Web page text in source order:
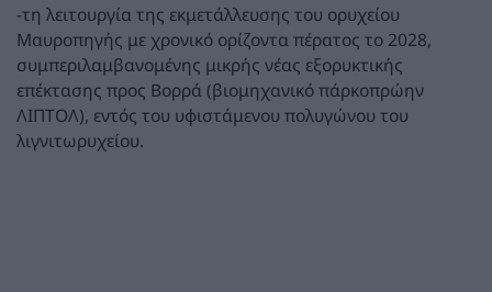
-τη λειτουργία της εκμετάλλευσης του ορυχείου
Μαυροπηγής με χρονικό ορίζοντα πέρατος το 2028,
συμπεριλαμβανομένης μικρής νέας εξορυκτικής
επέκτασης προς Βορρά (βιομηχανικό πάρκοπρώην
ΛΙΠΤΟΛ), εντός του υφιστάμενου πολυγώνου του
λιγνιτωρυχείου.